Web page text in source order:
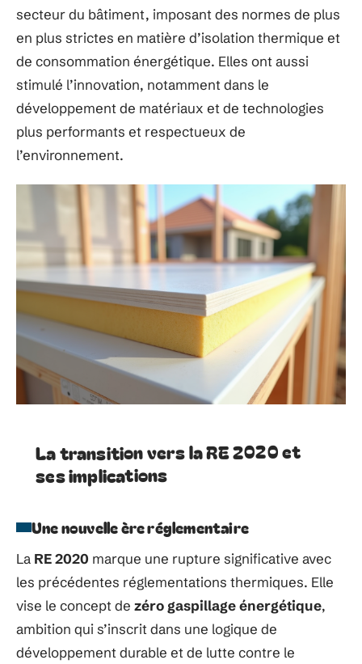
secteur du bâtiment, imposant des normes de plus
en plus strictes en matière d’isolation thermique et
de consommation énergétique. Elles ont aussi
stimulé l’innovation, notamment dans le
développement de matériaux et de technologies
plus performants et respectueux de
l’environnement.
La transition vers la RE 2020 et
ses implications
Une nouvelle ère réglementaire
La RE 2020 marque une rupture significative avec
les précédentes réglementations thermiques. Elle
vise le concept de zéro gaspillage énergétique,
ambition qui s’inscrit dans une logique de
développement durable et de lutte contre le